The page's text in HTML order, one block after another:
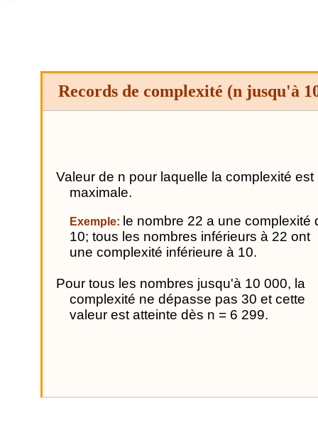
Records de complexité (n jusqu'à
Valeur de n pour laquelle la complexité est
maximale.
Exemple: le nombre 22 a une complexité
10; tous les nombres inférieurs à 22 ont
une complexité inférieure à 10.
Pour tous les nombres jusqu'à 10 000, la
complexité ne dépasse pas 30 et cette
valeur est atteinte dès n = 6 299.